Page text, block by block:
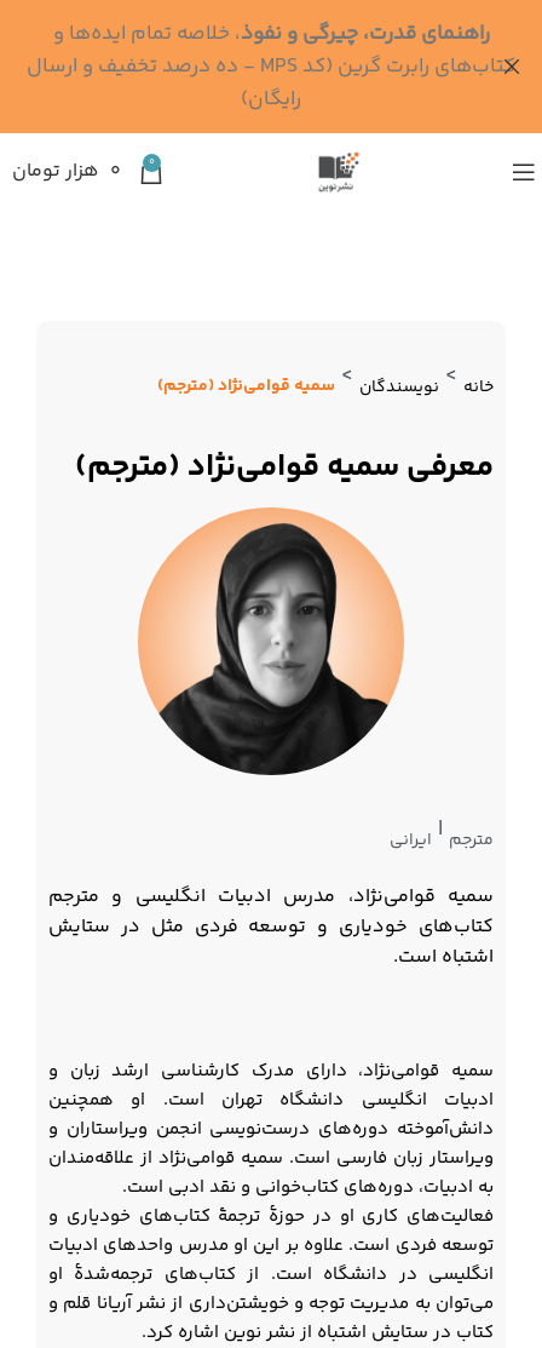
0 ۰ هزار تومان
خانه > نویسندگان > سمیه قوامی‌نژاد (مترجم)
معرفی سمیه قوامی‌نژاد (مترجم)
مترجم | ایرانی
سمیه قوامی‌نژاد، مدرس ادبیات انگلیسی و مترجم
کتاب‌های خودیاری و توسعه فردی مثل در ستایش
اشتباه است.
سمیه قوامی‌نژاد، دارای مدرک کارشناسی ارشد زبان و
ادبیات انگلیسی دانشگاه تهران است. او همچنین
دانش‌آموخته دوره‌های درست‌نویسی انجمن ویراستاران و
ویراستار زبان فارسی است. سمیه قوامی‌نژاد از علاقه‌مندان
به ادبیات، دوره‌های کتاب‌خوانی و نقد ادبی است.
فعالیت‌های کاری او در حوزۀ ترجمۀ کتاب‌های خودیاری و
توسعه فردی است. علاوه بر این او مدرس واحدهای ادبیات
انگلیسی در دانشگاه است. از کتاب‌های ترجمه‌شدۀ او
می‌توان به مدیریت توجه و خویشتن‌داری از نشر آریانا قلم و
کتاب در ستایش اشتباه از نشر نوین اشاره کرد.
راهنمای قدرت، چیرگی و نفوذ، خلاصه تمام ایده‌ها و
کتاب‌های رابرت گرین (کد MPS - ده درصد تخفیف و ارسال
رایگان)